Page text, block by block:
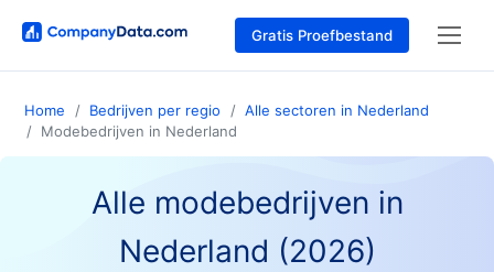
Gratis Proefbestand
Home Bedrijven per regio
Alle sectoren in Nederland
Modebedrijven in Nederland
Alle modebedrijven in
Nederland (2026)